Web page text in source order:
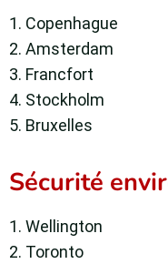
1. Copenhague
2. Amsterdam
3. Francfort
4. Stockholm
5. Bruxelles
Sécurité
1. Wellington
2. Toronto